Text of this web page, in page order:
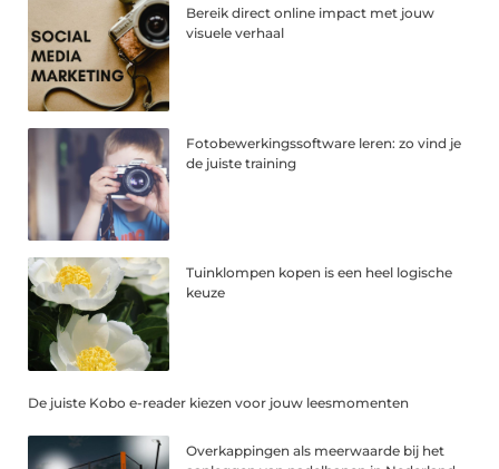
Bereik direct online impact met jouw
visuele verhaal
Fotobewerkingssoftware leren: zo vind je
de juiste training
Tuinklompen kopen is een heel logische
keuze
De juiste Kobo e-reader kiezen voor jouw leesmomenten
Overkappingen als meerwaarde bij het